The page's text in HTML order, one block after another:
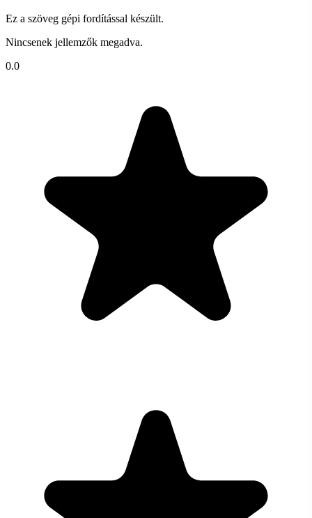
Ez a szöveg gépi fordítással készült.
Nincsenek jellemzők megadva.
0.0